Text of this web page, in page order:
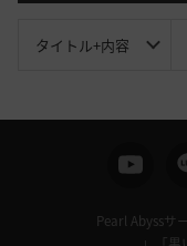
Pearl Abyssサ